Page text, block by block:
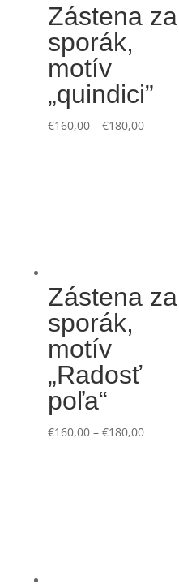
Zástena za
sporák,
motív
„quindici”
€160,00– €180,00
Zástena za
sporák,
motív
„Radosť
poľa“
€160,00– €180,00